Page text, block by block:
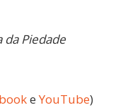
da Piedade
eYouTube)